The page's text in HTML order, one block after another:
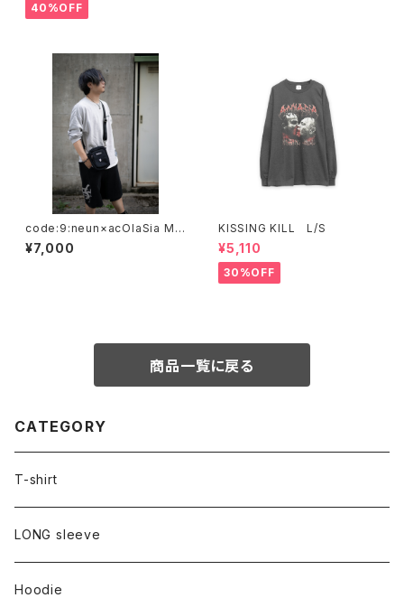
40%OFF
code:9:neun×acOlaSia Min
i shoulder bag
¥7,000
KISSING KILL L/S
¥5,110
30%OFF
商品一覧に戻る
CATEGORY
T-shirt
LONG sleeve
Hoodie